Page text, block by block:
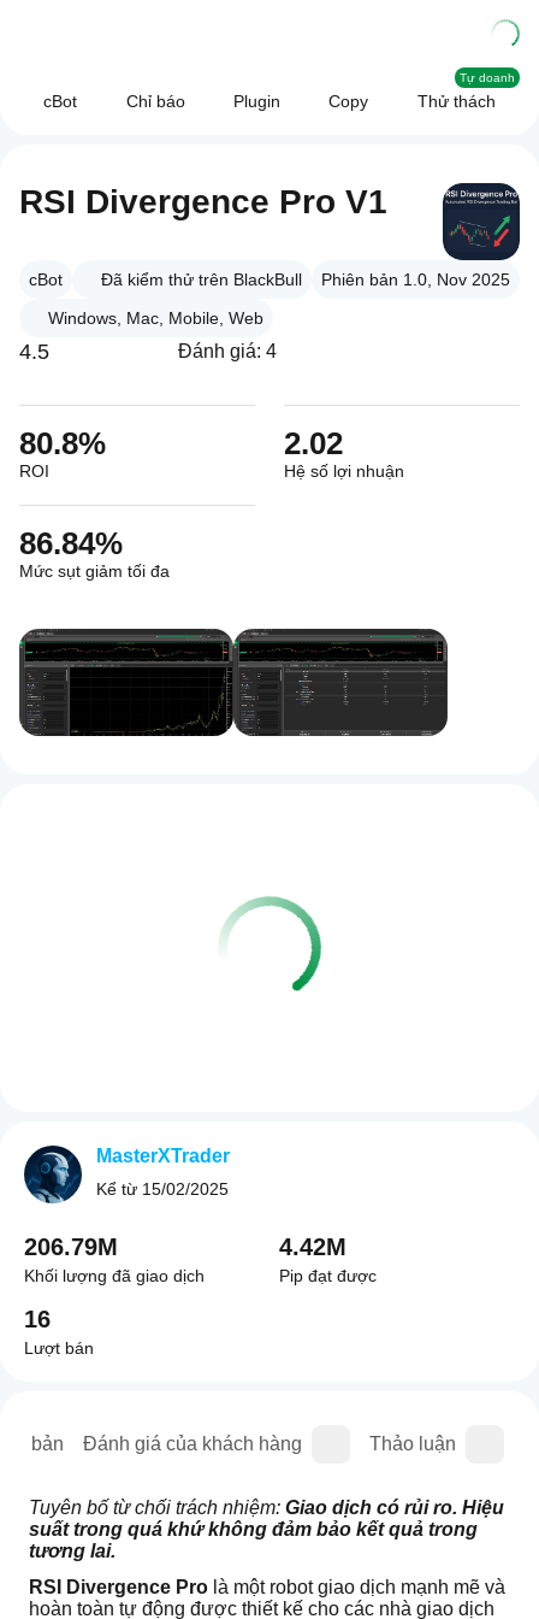
cBot Chỉ báo Plugin Copy Thử thách
Tự doanh
RSI Divergence Pro V1
cBot Đã kiểm thử trên BlackBull
Phiên bản 1.0, Nov 2025
Windows, Mac, Mobile, Web
4.5 Đánh giá: 4
80.8%
ROI
2.02
Hệ số lợi nhuận
86.84%
Mức sụt giảm tối đa
bản Đánh giá của khách hàng Thảo luận
Tuyên bố từ chối trách nhiệm: Giao dịch có rủi ro. Hiệu
suất trong quá khứ không đảm bảo kết quả trong
tương lai.
RSI Divergence Pro là một robot giao dịch mạnh mẽ và
hoàn toàn tự động được thiết kế cho các nhà giao dịch
MasterXTrader
Kể từ 15/02/2025
206.79M
Khối lượng đã giao dịch
4.42M
Pip đạt được
16
Lượt bán